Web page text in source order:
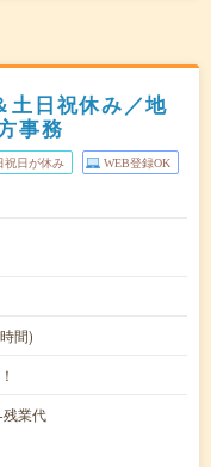
土日祝休み／地
事務
祝日が休み WEB登録OK
間)
業代